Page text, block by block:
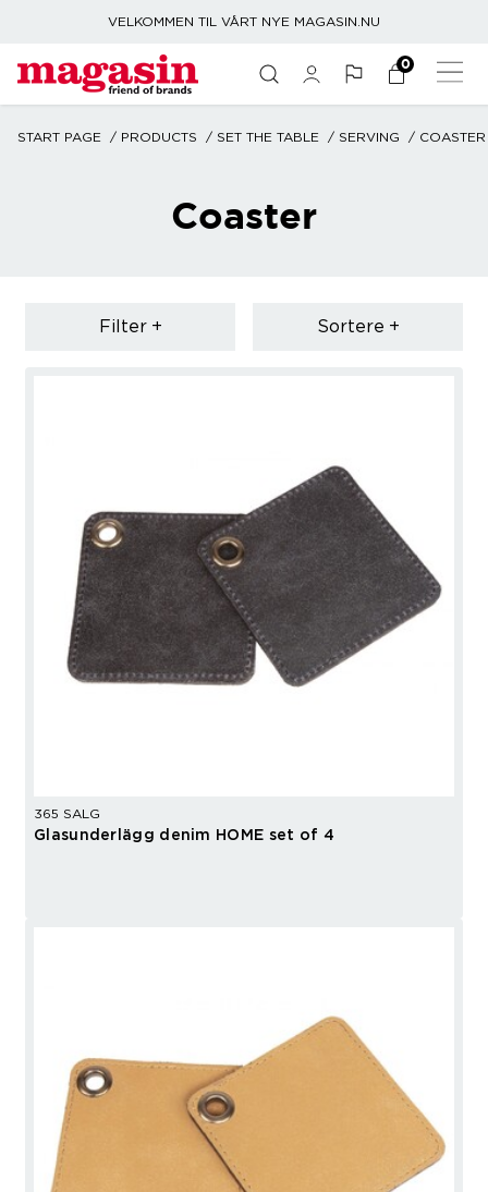
VELKOMMEN TIL VÅRT NYE MAGASIN.NU
0
START PAGE PRODUCTS SET THE TABLE SERVING COASTER
Coaster
Filter Sortere
365 SALG
Glasunderlägg denim HOME set of 4